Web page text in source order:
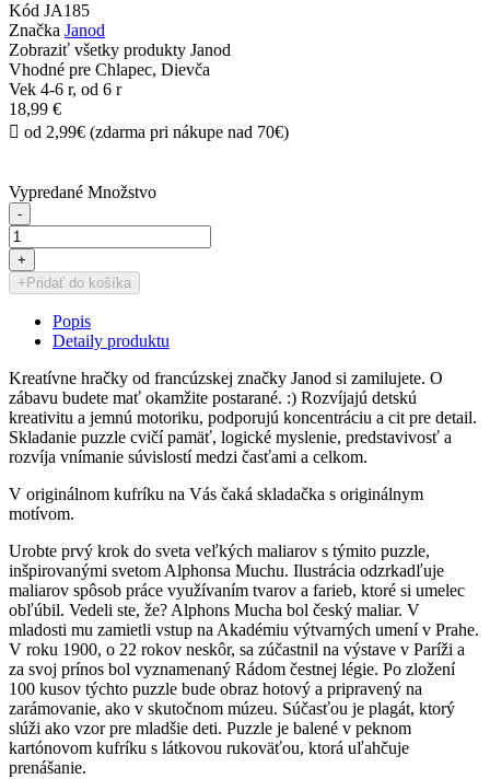
Kód JA185
Značka Janod
Zobraziť všetky produkty Janod
Vhodné pre Chlapec, Dievča
Vek 4-6 r, od 6 r
18,99 €
 od 2,99€ (zdarma pri nákupe nad 70€)
Vypredané Množstvo
-
+
+ Pridať do košíka
Popis
Detaily produktu
Kreatívne hračky od francúzskej značky Janod si zamilujete. O
zábavu budete mať okamžite postarané. :) Rozvíjajú detskú
kreativitu a jemnú motoriku, podporujú koncentráciu a cit pre detail.
Skladanie puzzle cvičí pamäť, logické myslenie, predstavivosť a
rozvíja vnímanie súvislostí medzi časťami a celkom.
V originálnom kufríku na Vás čaká skladačka s originálnym
motívom.
Urobte prvý krok do sveta veľkých maliarov s týmito puzzle,
inšpirovanými svetom Alphonsa Muchu. Ilustrácia odzrkadľuje
maliarov spôsob práce využívaním tvarov a farieb, ktoré si umelec
obľúbil. Vedeli ste, že? Alphons Mucha bol český maliar. V
mladosti mu zamietli vstup na Akadémiu výtvarných umení v Prahe.
V roku 1900, o 22 rokov neskôr, sa zúčastnil na výstave v Paríži a
za svoj prínos bol vyznamenaný Rádom čestnej légie. Po zložení
100 kusov týchto puzzle bude obraz hotový a pripravený na
zarámovanie, ako v skutočnom múzeu. Súčasťou je plagát, ktorý
slúži ako vzor pre mladšie deti. Puzzle je balené v peknom
kartónovom kufríku s látkovou rukoväťou, ktorá uľahčuje
prenášanie.